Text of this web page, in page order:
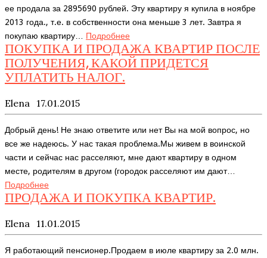
ее продала за 2895690 рублей. Эту квартиру я купила в ноябре
2013 года., т.е. в собственности она меньше 3 лет. Завтра я
покупаю квартиру… Подробнее
ПОКУПКА И ПРОДАЖА КВАРТИР ПОСЛЕ
ПОЛУЧЕНИЯ, КАКОЙ ПРИДЕТСЯ
УПЛАТИТЬ НАЛОГ.
Elena 17.01.2015
Добрый день! Не знаю ответите или нет Вы на мой вопрос, но
все же надеюсь. У нас такая проблема.Мы живем в воинской
части и сейчас нас расселяют, мне дают квартиру в одном
месте, родителям в другом (городок расселяют им дают…
Подробнее
ПРОДАЖА И ПОКУПКА КВАРТИР.
Elena 11.01.2015
Я работающий пенсионер.Продаем в июле квартиру за 2.0 млн.